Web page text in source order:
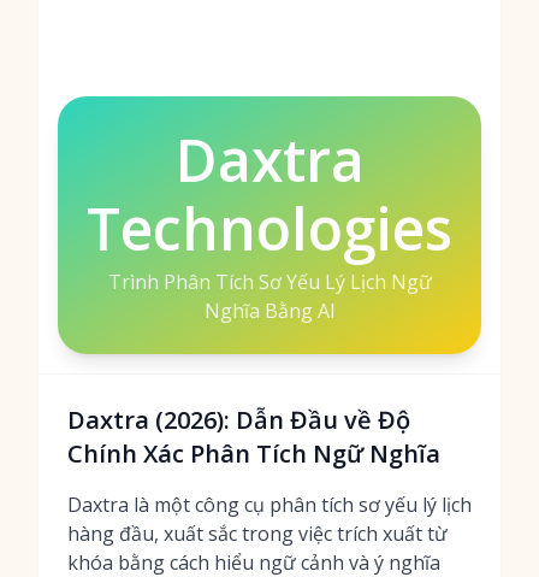
Daxtra
Technologies
Trình Phân Tích Sơ Yếu Lý Lịch Ngữ
Nghĩa Bằng AI
Daxtra (2026): Dẫn Đầu về Độ
Chính Xác Phân Tích Ngữ Nghĩa
Daxtra là một công cụ phân tích sơ yếu lý lịch
hàng đầu, xuất sắc trong việc trích xuất từ
khóa bằng cách hiểu ngữ cảnh và ý nghĩa